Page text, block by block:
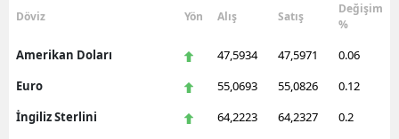
Döviz Yön Alış Satış
Değişim
%
Amerikan Doları 47,5934 47,5971
0.06
Euro
55,0693 55,0826
0.12
İngiliz Sterlini
64,2223 64,2327
0.2